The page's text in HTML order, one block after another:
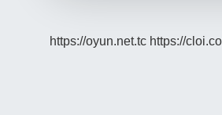
https://oyun.net.tc https://